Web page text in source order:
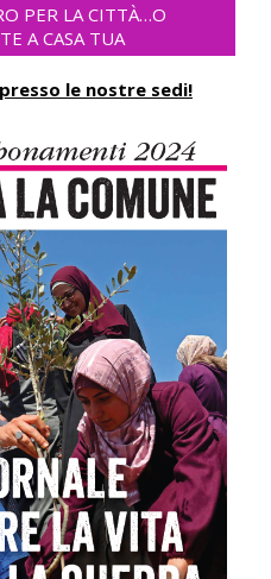
PER LA CITTÀ…O
A CASA TUA
le nostre sedi!